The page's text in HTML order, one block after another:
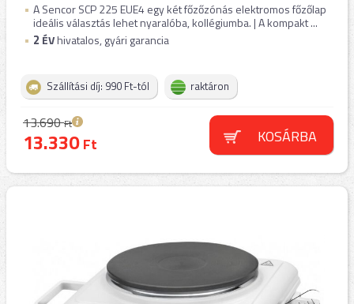
A Sencor SCP 225 EUE4 egy két főzőzónás elektromos főzőlap
ideális választás lehet nyaralóba, kollégiumba. | A kompakt ...
2 ÉVhivatalos, gyári garancia
Szállítási díj: 990 Ft-tól raktáron
13.690Ft
13.330Ft KOSÁRBA